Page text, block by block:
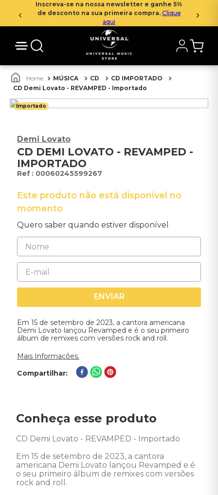
Inscreva-se na nossa newsletter e ganhe 5%
de desconto na sua primeira compra. Clique
aqui
MÚSICA CD
CD IMPORTADO
CD Demi Lovato - REVAMPED - Importado
Importado
Demi Lovato
CD DEMI LOVATO - REVAMPED -
IMPORTADO
: 00060245599267
Este produto não está disponível no
momento
Quero saber quando estiver disponível
ENVIAR
Em 15 de setembro de 2023, a cantora americana
Demi Lovato lançou Revamped e é o seu primeiro
álbum de remixes com versões rock and roll.
Mais Informações.
Compartilhar
Conheça esse produto
CD Demi Lovato - REVAMPED - Importado
Em 15 de setembro de 2023, a cantora
americana Demi Lovato lançou Revamped e é
o seu primeiro álbum de remixes com versões
rock and roll.